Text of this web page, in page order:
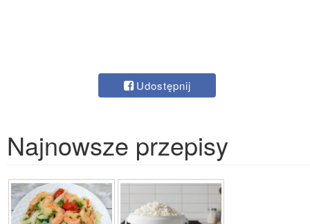
Udostępnij
Najnowsze przepisy